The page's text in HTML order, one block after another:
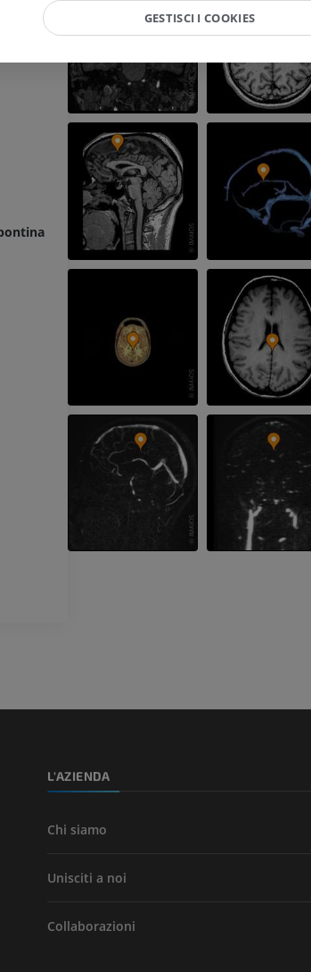
RMN del polso
PREMIUM
RMN del gomito
PREMIUM
RMN della mano
PREMIUM
Radiografie
Illustrazioni
PREMIUM
Arteriografia dell'arto
GRATUITO
L'AZIENDA
Chi siamo
Unisciti a noi
Collaborazioni
GESTISCI I COOKIES